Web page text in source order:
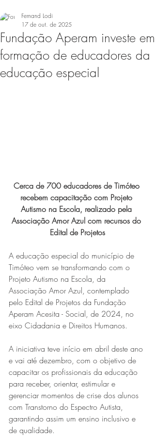
Fundação Aperam investe em
formação de educadores da
educação especial
Fernand Lodi
17 de out. de 2025
Cerca de 700 educadores de Timóteo
recebem capacitação com Projeto
Autismo na Escola, realizado pela
Associação Amor Azul com recursos do
Edital de Projetos
A educação especial do município de
Timóteo vem se transformando com o
Projeto Autismo na Escola, da
Associação Amor Azul, contemplado
pelo Edital de Projetos da Fundação
Aperam Acesita - Social, de 2024, no
eixo Cidadania e Direitos Humanos.
A iniciativa teve início em abril deste ano
e vai até dezembro, com o objetivo de
capacitar os profissionais da educação
para receber, orientar, estimular e
gerenciar momentos de crise dos alunos
com Transtorno do Espectro Autista,
garantindo assim um ensino inclusivo e
de qualidade.